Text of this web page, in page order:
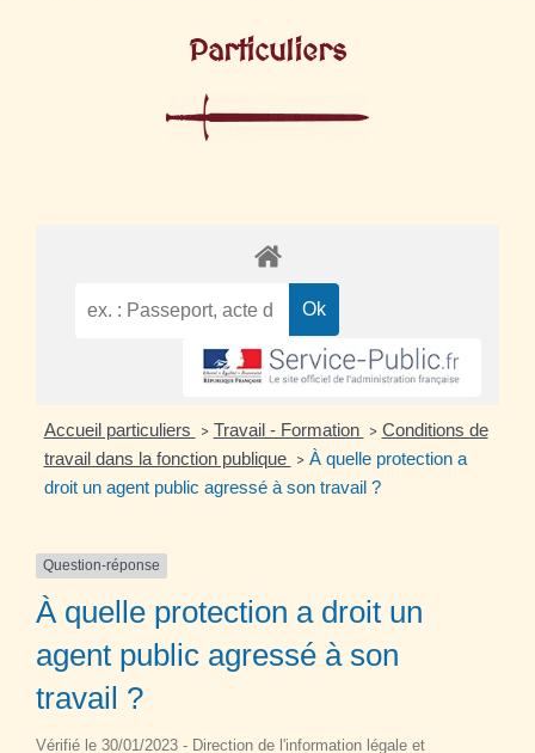
Particuliers
Accueil particuliers > Travail - Formation > Conditions de
travail dans la fonction publique > À quelle protection a
droit un agent public agressé à son travail ?
Question-réponse
À quelle protection a droit un
agent public agressé à son
travail ?
Vérifié le 30/01/2023 - Direction de l'information légale et